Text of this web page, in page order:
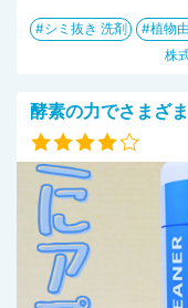
シミ抜き 洗剤 植物
株
酵素の力でさまざ